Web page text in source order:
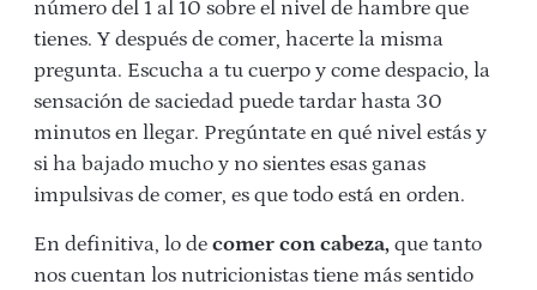
número del 1 al 10 sobre el nivel de hambre que
tienes. Y después de comer, hacerte la misma
pregunta. Escucha a tu cuerpo y come despacio, la
sensación de saciedad puede tardar hasta 30
minutos en llegar. Pregúntate en qué nivel estás y
si ha bajado mucho y no sientes esas ganas
impulsivas de comer, es que todo está en orden.
En definitiva, lo de comer con cabeza, que tanto
nos cuentan los nutricionistas tiene más sentido